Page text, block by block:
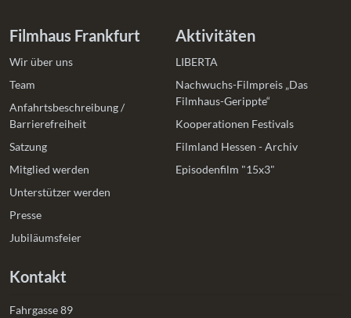
Filmhaus Frankfurt
Wir über uns
Team
Anfahrtsbeschreibung /
Barrierefreiheit
Satzung
Mitglied werden
Unterstützer werden
Presse
Jubiläumsfeier
Aktivitäten
LIBERTA
Nachwuchs-Filmpreis „Das
Filmhaus-Gerippte“
Kooperationen Festivals
Filmland Hessen - Archiv
Episodenfilm "15x3"
Kontakt
Fahrgasse 89